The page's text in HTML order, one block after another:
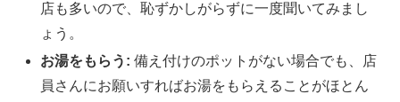
店も多いので、恥ずかしがらずに一度聞いてみまし
ょう。
お湯をもらう: 備え付けのポットがない場合でも、店
員さんにお願いすればお湯をもらえることがほとん